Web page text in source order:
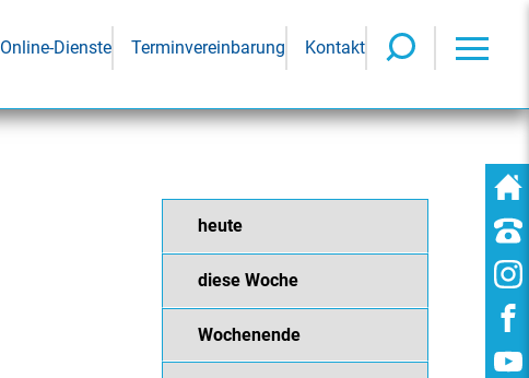
Online-Dienste Terminvereinbarung Kontakt
heute
diese Woche
Wochenende